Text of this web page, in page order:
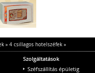
» 4 csillagos hotelszéfek»
Szolgáltatások
Széfszállítás épületig